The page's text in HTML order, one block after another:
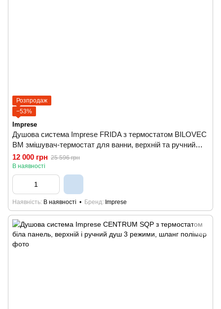
Розпродаж
−53%
Imprese
Душова система Imprese FRIDA з термостатом BILOVEC
BM змішувач-термостат для ванни, верхній та ручний
душ, шланг полімерний чорний матовий
12 000 грн 25 596 грн
В наявності
Наявність В наявності Бренд Imprese